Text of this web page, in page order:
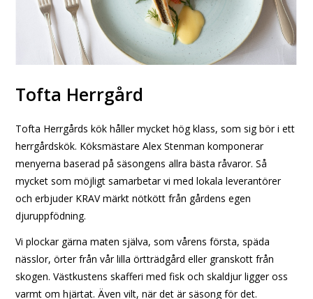
Tofta Herrgård
Tofta Herrgårds kök håller mycket hög klass, som sig bör i ett
herrgårdskök. Köksmästare Alex Stenman komponerar
menyerna baserad på säsongens allra bästa råvaror. Så
mycket som möjligt samarbetar vi med lokala leverantörer
och erbjuder KRAV märkt nötkött från gårdens egen
djuruppfödning.
Vi plockar gärna maten själva, som vårens första, späda
nässlor, örter från vår lilla örtträdgård eller granskott från
skogen. Västkustens skafferi med fisk och skaldjur ligger oss
varmt om hjärtat. Även vilt, när det är säsong för det.